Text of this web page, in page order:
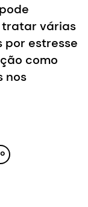
tratar várias
por estresse
como
nos